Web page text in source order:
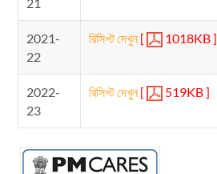
2021-
22
রিসিপ্ট দেখুন [ 1018KB ]
2022-
23
রিসিপ্ট দেখুন [ 519KB ]